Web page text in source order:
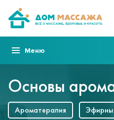
Меню
Основы
Ароматерапия